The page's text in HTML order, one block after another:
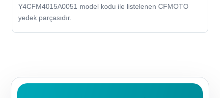
Y4CFM4015A0051 model kodu ile listelenen CFMOTO
yedek parçasıdır.